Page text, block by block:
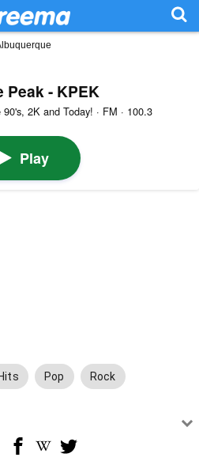
Peak - KPEK
2K and Today! · FM · 100.3
Play
Hits Pop Rock